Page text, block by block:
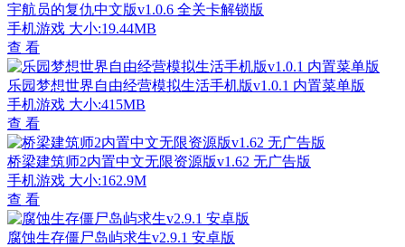
宇航员的复仇中文版v1.0.6 全关卡解锁版
手机游戏 大小:19.44MB
查 看
乐园梦想世界自由经营模拟生活手机版v1.0.1 内置菜单版
手机游戏 大小:415MB
查 看
桥梁建筑师2内置中文无限资源版v1.62 无广告版
手机游戏 大小:162.9M
查 看
腐蚀生存僵尸岛屿求生v2.9.1 安卓版